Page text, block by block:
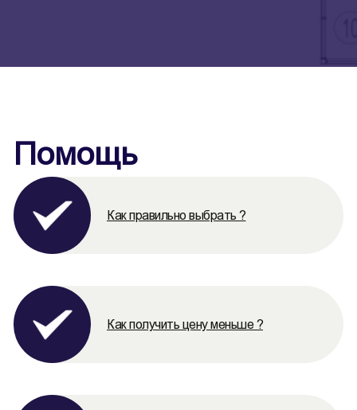
Помощь
Как правильно выбрать ?
Как получить цену меньше ?